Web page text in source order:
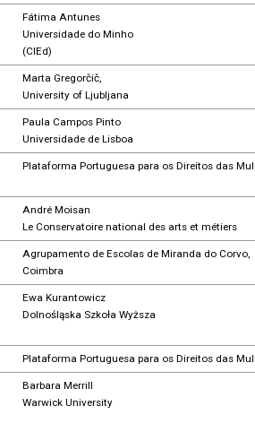
Fátima Antunes
Universidade do Minho
(CIEd)
Marta Gregorčič,
University of Ljubljana
Paula Campos Pinto
Universidade de Lisboa
Plataforma Portuguesa para os Direitos das
André Moisan
Le Conservatoire national des arts et métiers
Agrupamento de Escolas de Miranda do Corvo,
Coimbra
Ewa Kurantowicz
Dolnośląska Szkoła Wyższa
Plataforma Portuguesa para os Direitos das
Barbara Merrill
Warwick University